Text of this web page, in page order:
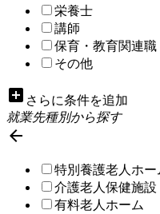
栄養士
講師
保育・教育関連職
その他
add_box さらに条件を追加
就業先種別から探す

特別養護老人ホー
介護老人保健施設
有料老人ホーム